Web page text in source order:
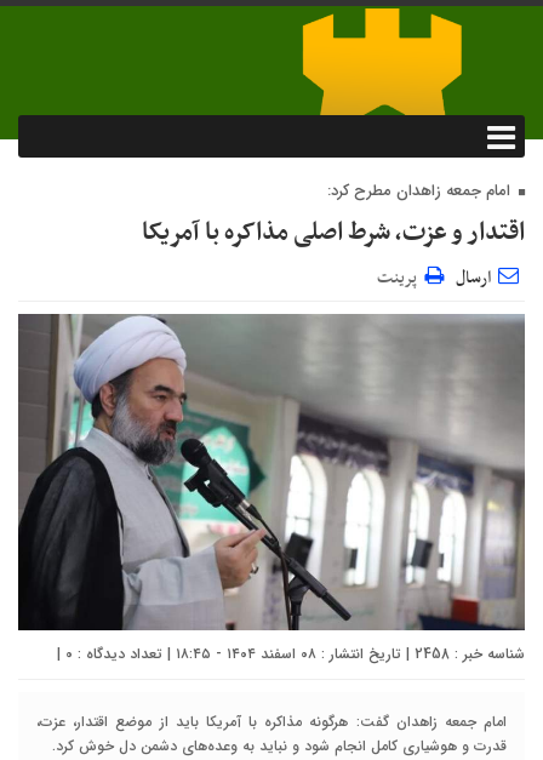
امام جمعه زاهدان مطرح کرد:
اقتدار و عزت، شرط اصلی مذاکره با آمریکا
ارسال پرینت
شناسه خبر : 2458 | تاریخ انتشار : ۰۸ اسفند ۱۴۰۴ - ۱۸:۴۵ | تعداد دیدگاه : ۰ |
امام جمعه زاهدان گفت: هرگونه مذاکره با آمریکا باید از موضع اقتدار، عزت،
قدرت و هوشیاری کامل انجام شود و نباید به وعده‌های دشمن دل خوش کرد.